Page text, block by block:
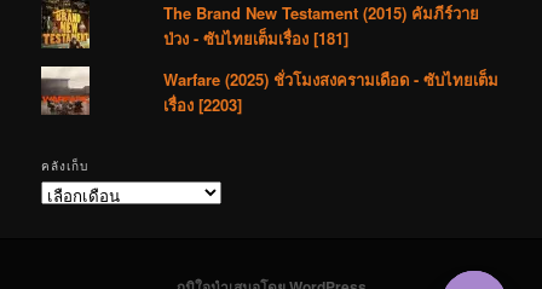
The Brand New Testament (2015) คัมภีร์วาย
ป่วง - ซับไทยเต็มเรื่อง [181]
Warfare (2025) ชั่วโมงสงครามเดือด - ซับไทยเต็ม
เรื่อง [2203]
คลังเก็บ
คลัง